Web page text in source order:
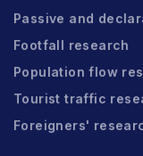
Passive and
Footfall research
Population flow
Tourist traffic
Foreigners'